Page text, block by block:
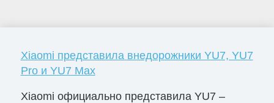
Xiaomi представила внедорожники YU7, YU7
Pro и YU7 Max
Xiaomi официально представила YU7 –